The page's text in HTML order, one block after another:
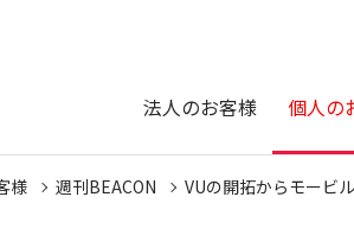
法人のお客様 個人の
様 週刊BEACON VUの開拓からモービ